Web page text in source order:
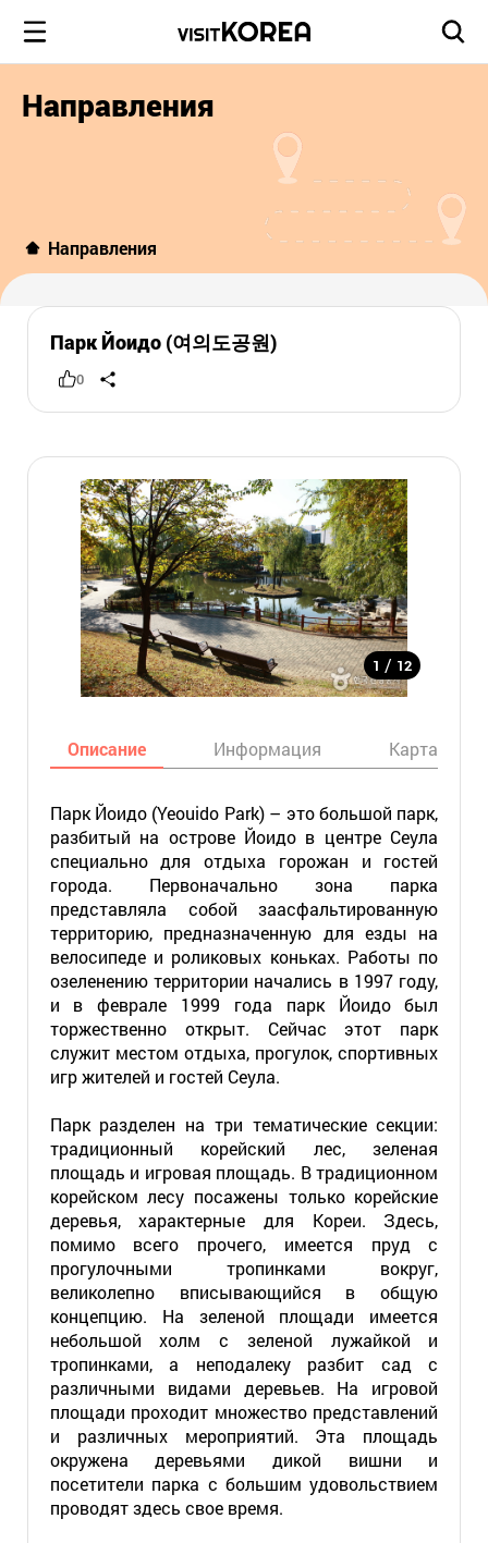
Направления
Направления
Парк Йоидо (여의도공원)
0
1 / 12
Описание Информация Карта
Парк Йоидо (Yeouido Park) – это большой парк,
разбитый на острове Йоидо в центре Сеула
специально для отдыха горожан и гостей
города. Первоначально зона парка
представляла собой заасфальтированную
территорию, предназначенную для езды на
велосипеде и роликовых коньках. Работы по
озеленению территории начались в 1997 году,
и в феврале 1999 года парк Йоидо был
торжественно открыт. Сейчас этот парк
служит местом отдыха, прогулок, спортивных
игр жителей и гостей Сеула.
Парк разделен на три тематические секции:
традиционный корейский лес, зеленая
площадь и игровая площадь. В традиционном
корейском лесу посажены только корейские
деревья, характерные для Кореи. Здесь,
помимо всего прочего, имеется пруд с
прогулочными тропинками вокруг,
великолепно вписывающийся в общую
концепцию. На зеленой площади имеется
небольшой холм с зеленой лужайкой и
тропинками, а неподалеку разбит сад с
различными видами деревьев. На игровой
площади проходит множество представлений
и различных мероприятий. Эта площадь
окружена деревьями дикой вишни и
посетители парка с большим удовольствием
проводят здесь свое время.